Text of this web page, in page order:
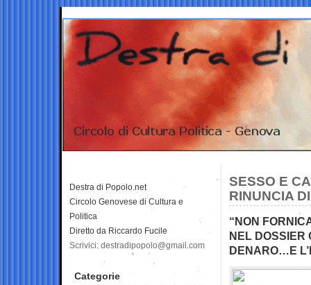
SESSO E
RINUNCIA
“NON
NEL DOSSIER
DENARO…E
Destra di Popolo.net
Circolo Genovese di Cultura e
Politica
Diretto da Riccardo Fucile
Scrivici: destradipopolo@gmail.com
Categorie